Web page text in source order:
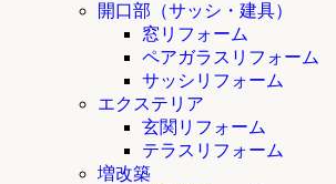
開口部（サッシ・建具）
窓リフォーム
ペアガラスリフォーム
サッシリフォーム
エクステリア
玄関リフォーム
テラスリフォーム
増改築